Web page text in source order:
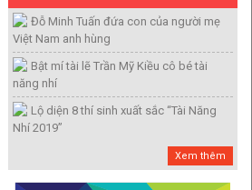
Đỗ Minh Tuấn đứa con của người mẹ
Việt Nam anh hùng
Bật mí tài lẽ Trần Mỹ Kiều cô bé tài
năng nhí
Lộ diện 8 thí sinh xuất sắc “Tài Năng
Nhí 2019”
Xem thêm